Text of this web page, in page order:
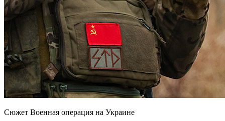
Сюжет Военная операция на Украине